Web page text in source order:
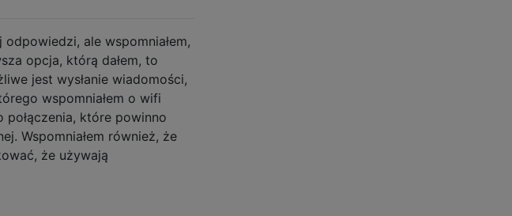
ale wspomniałem,
opcja, którą dałem, to
jest wysłanie wiadomości,
wspomniałem o wifi
które powinno
Wspomniałem również, że
że używają